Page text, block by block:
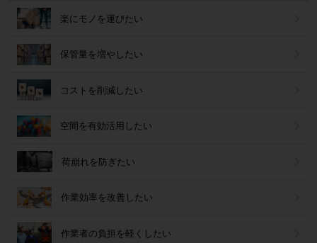
楽にモノを運びたい
保管量を増やしたい
コストを削減したい
空間を有効活用したい
荷崩れを防ぎたい
作業効率を改善したい
作業者の負担を軽くしたい